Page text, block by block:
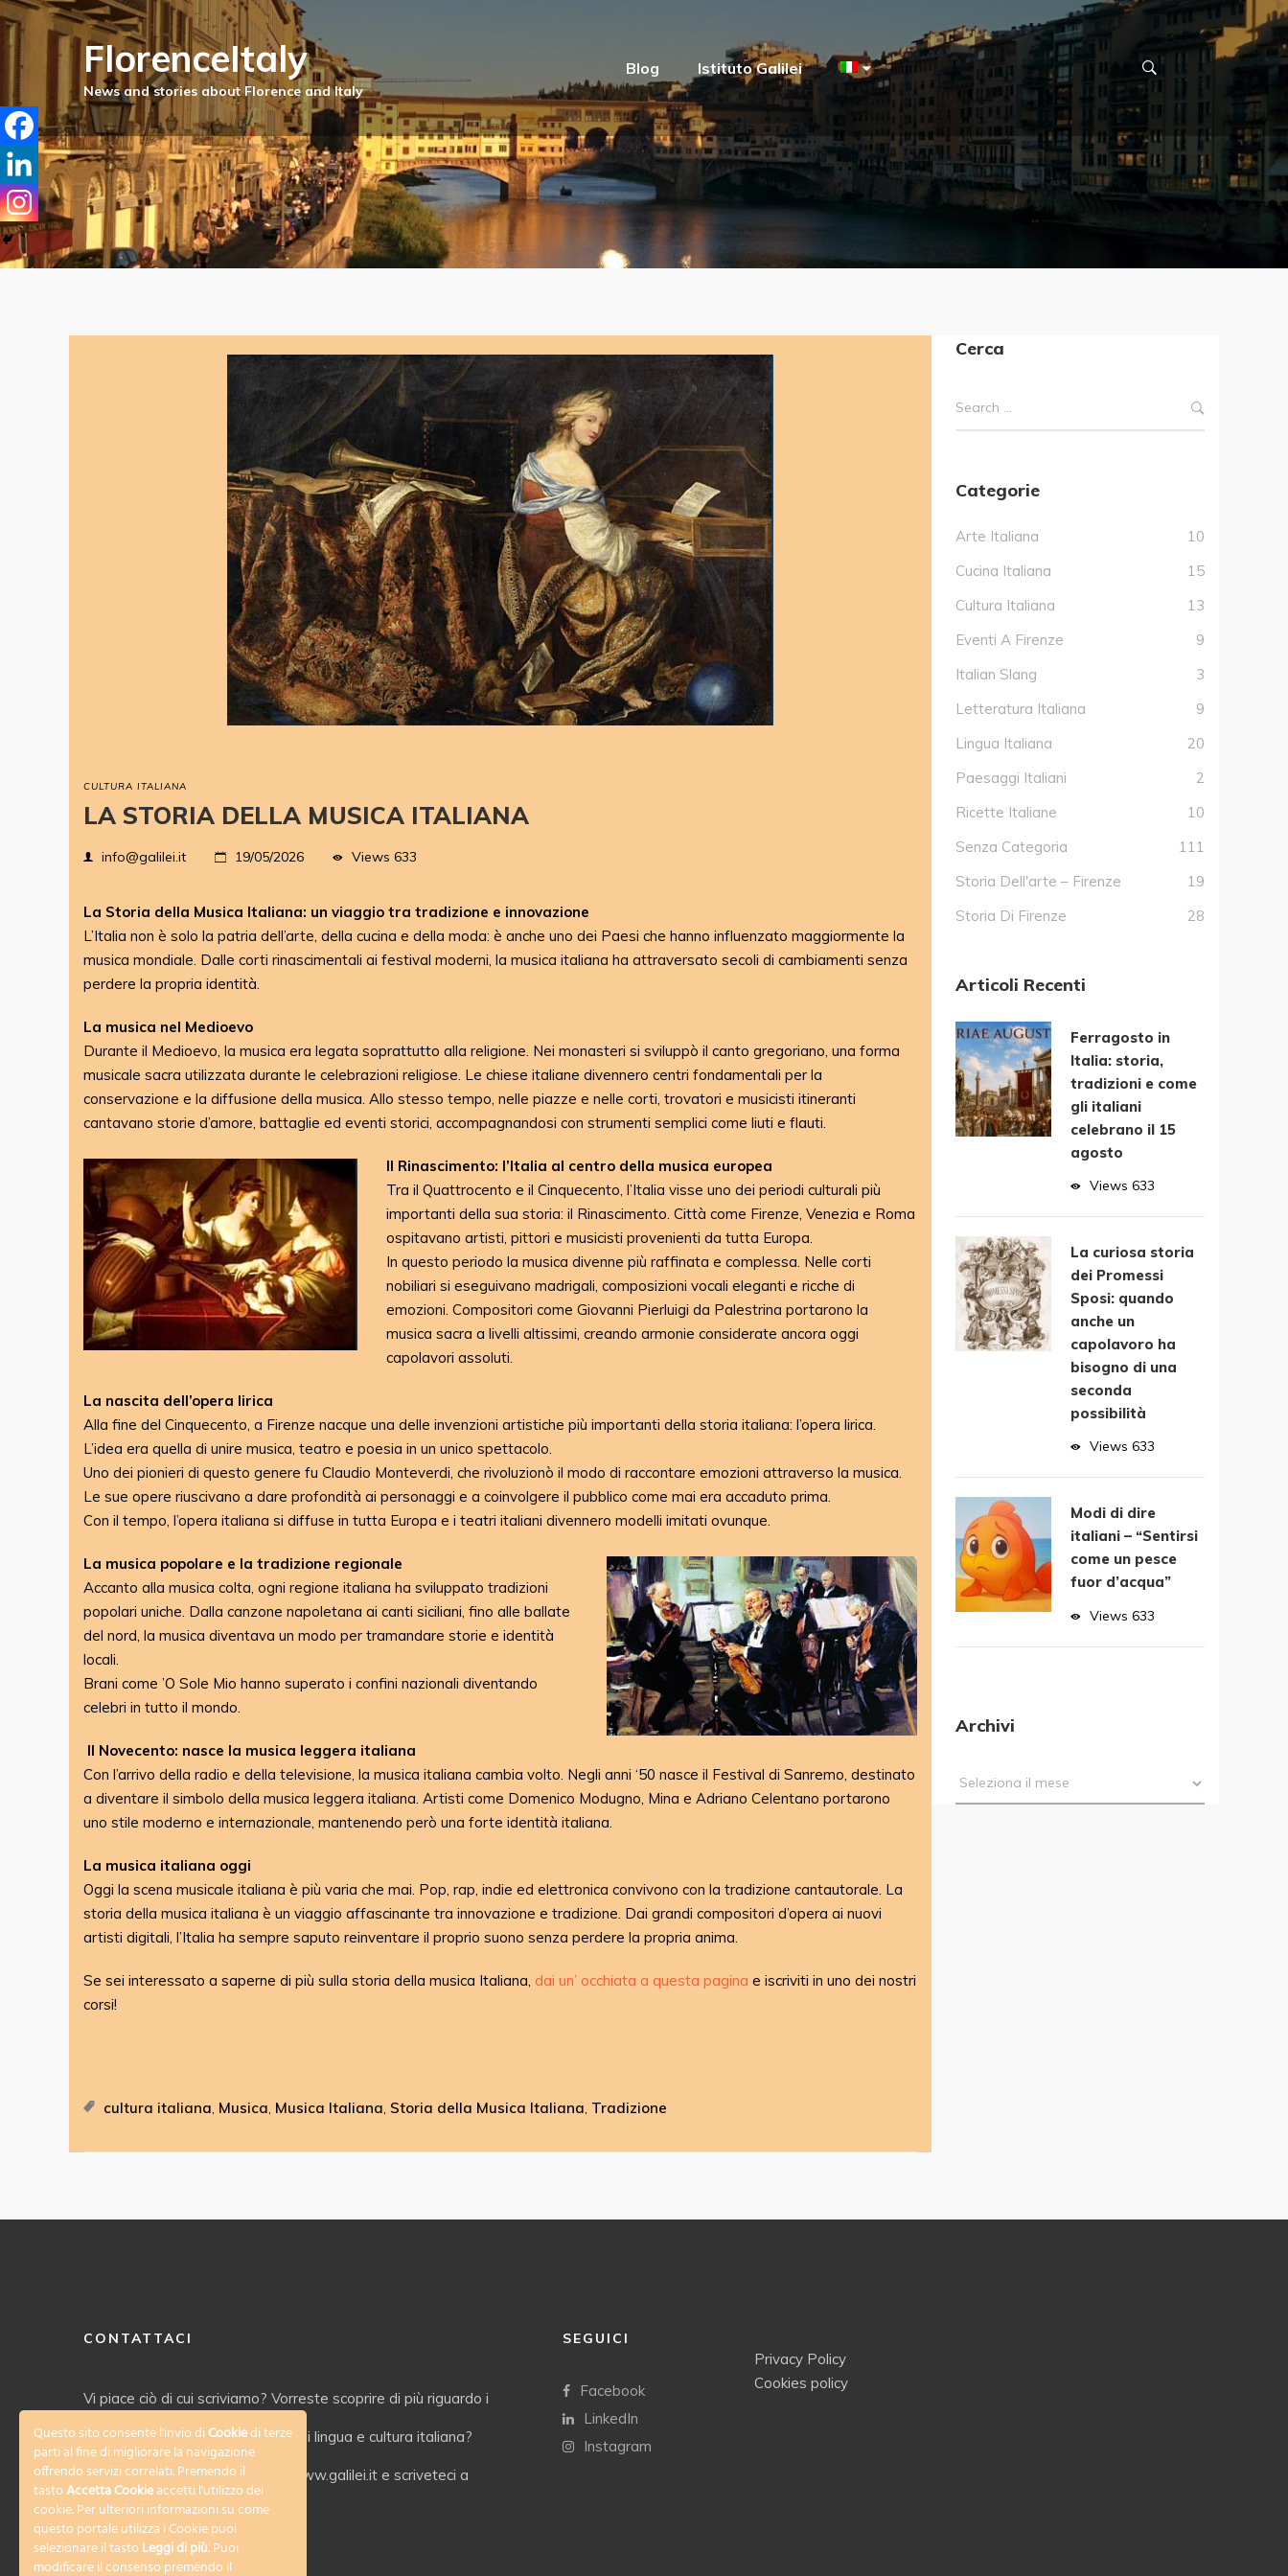
FlorenceItaly Blog Istituto Galilei
CULTURA ITALIANA
LA STORIA DELLA MUSICA ITALIANA
info@galilei.it 19/05/2026 Views 633
La Storia della Musica Italiana: un viaggio tra tradizione e innovazione
L’Italia non è solo la patria dell’arte, della cucina e della moda: è anche uno dei Paesi che hanno influenzato maggiormente la
musica mondiale. Dalle corti rinascimentali ai festival moderni, la musica italiana ha attraversato secoli di cambiamenti senza
perdere la propria identità.
La musica nel Medioevo
Durante il Medioevo, la musica era legata soprattutto alla religione. Nei monasteri si sviluppò il canto gregoriano, una forma
musicale sacra utilizzata durante le celebrazioni religiose. Le chiese italiane divennero centri fondamentali per la
conservazione e la diffusione della musica. Allo stesso tempo, nelle piazze e nelle corti, trovatori e musicisti itineranti
cantavano storie d’amore, battaglie ed eventi storici, accompagnandosi con strumenti semplici come liuti e flauti.
Il Rinascimento: l’Italia al centro della musica europea
Tra il Quattrocento e il Cinquecento, l’Italia visse uno dei periodi culturali più
importanti della sua storia: il Rinascimento. Città come Firenze, Venezia e Roma
ospitavano artisti, pittori e musicisti provenienti da tutta Europa.
In questo periodo la musica divenne più raffinata e complessa. Nelle corti
nobiliari si eseguivano madrigali, composizioni vocali eleganti e ricche di
emozioni. Compositori come Giovanni Pierluigi da Palestrina portarono la
musica sacra a livelli altissimi, creando armonie considerate ancora oggi
capolavori assoluti.
La nascita dell’opera lirica
Alla fine del Cinquecento, a Firenze nacque una delle invenzioni artistiche più importanti della storia italiana: l’opera lirica.
L’idea era quella di unire musica, teatro e poesia in un unico spettacolo.
Uno dei pionieri di questo genere fu Claudio Monteverdi, che rivoluzionò il modo di raccontare emozioni attraverso la musica.
Le sue opere riuscivano a dare profondità ai personaggi e a coinvolgere il pubblico come mai era accaduto prima.
Con il tempo, l’opera italiana si diffuse in tutta Europa e i teatri italiani divennero modelli imitati ovunque.
La musica popolare e la tradizione regionale
Accanto alla musica colta, ogni regione italiana ha sviluppato tradizioni
popolari uniche. Dalla canzone napoletana ai canti siciliani, fino alle ballate
del nord, la musica diventava un modo per tramandare storie e identità
locali.
Brani come ’O Sole Mio hanno superato i confini nazionali diventando
celebri in tutto il mondo.
Il Novecento: nasce la musica leggera italiana
Con l’arrivo della radio e della televisione, la musica italiana cambia volto. Negli anni ‘50 nasce il Festival di Sanremo, destinato
a diventare il simbolo della musica leggera italiana. Artisti come Domenico Modugno, Mina e Adriano Celentano portarono
uno stile moderno e internazionale, mantenendo però una forte identità italiana.
La musica italiana oggi
Oggi la scena musicale italiana è più varia che mai. Pop, rap, indie ed elettronica convivono con la tradizione cantautorale. La
storia della musica italiana è un viaggio affascinante tra innovazione e tradizione. Dai grandi compositori d’opera ai nuovi
artisti digitali, l’Italia ha sempre saputo reinventare il proprio suono senza perdere la propria anima.
Se sei interessato a saperne di più sulla storia della musica Italiana, dai un’ occhiata a questa pagina e iscriviti in uno dei nostri
corsi!
cultura italiana, Musica, Musica Italiana, Storia della Musica Italiana, Tradizione
Cerca
Categorie
Arte Italiana
10
Cucina Italiana
15
Cultura Italiana
13
Eventi A Firenze
9
Italian Slang
3
Letteratura Italiana
9
Lingua Italiana
20
Paesaggi Italiani
2
Ricette Italiane
10
Senza Categoria
111
Storia Dell'arte – Firenze
19
Storia Di Firenze
28
Articoli Recenti
Ferragosto in
Italia: storia,
tradizioni e come
gli italiani
celebrano il 15
agosto
Views 633
La curiosa storia
dei Promessi
Sposi: quando
anche un
capolavoro ha
bisogno di una
seconda
possibilità
Views 633
Modi di dire
italiani – “Sentirsi
come un pesce
fuor d’acqua”
Views 633
Archivi
CONTATTACI
Vi piace ciò di cui scriviamo? Vorreste scoprire di più riguardo i
servizi offerti dal nostro Istituto di lingua e cultura italiana?
Date un’occhiata al nostro sito www.galilei.it e scriveteci a
info@galilei.it
SEGUICI
Facebook
LinkedIn
Instagram
Privacy Policy
Cookies policy
Questo sito consente l'invio diCookiedi terze
parti al fine di migliorare la navigazione
offrendo servizi correlati. Premendo il
tastoAccetta Cookieaccetti l'utilizzo dei
cookie. Per ulteriori informazioni su come
questo portale utilizza i Cookie puoi
selezionare il tasto Leggi di più. Puoi
modificare il consenso premendo il